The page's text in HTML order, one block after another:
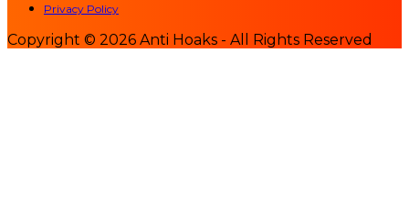
Privacy Policy
Copyright © 2026 Anti Hoaks - All Rights Reserved